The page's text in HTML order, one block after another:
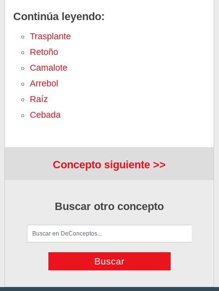
Continúa leyendo:
Trasplante
Retoño
Camalote
Arrebol
Raíz
Cebada
Concepto siguiente >>
Buscar otro concepto